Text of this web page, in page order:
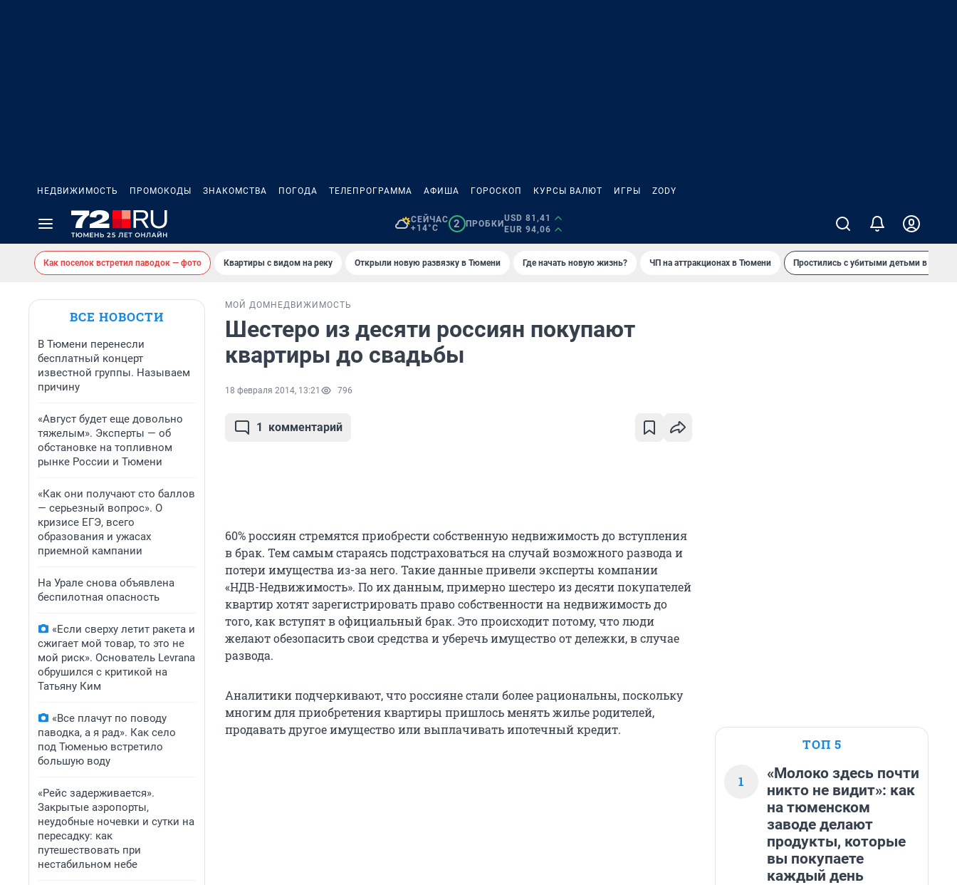
НЕДВИЖИМОСТЬ ПРОМОКОДЫ ЗНАКОМСТВА ПОГОДА ТЕЛЕПРОГРАММА АФИША ГОРОСКОП КУРСЫ ВАЛЮТ ИГРЫ ZODY
СЕЙЧАС
+14°C
2 ПРОБКИ
USD 81,41
EUR 94,06
Как поселок встретил паводок — фото Квартиры с видом на реку Открыли новую развязку в Тюмени Где начать новую жизнь? ЧП на аттракционах в Тюмени Простились с убитыми детьми в
ВСЕ НОВОСТИ
В Тюмени перенесли
бесплатный концерт
известной группы. Называем
причину
«Август будет еще довольно
тяжелым». Эксперты — об
обстановке на топливном
рынке России и Тюмени
«Как они получают сто баллов
— серьезный вопрос». О
кризисе ЕГЭ, всего
образования и ужасах
приемной кампании
На Урале снова объявлена
беспилотная опасность
«Если сверху летит ракета и
сжигает мой товар, то это не
мой риск». Основатель Levrana
обрушился с критикой на
Татьяну Ким
«Все плачут по поводу
паводка, а я рад». Как село
под Тюменью встретило
большую воду
«Рейс задерживается».
Закрытые аэропорты,
неудобные ночевки и сутки на
пересадку: как
путешествовать при
нестабильном небе
МОЙ ДОМ НЕДВИЖИМОСТЬ
Шестеро из десяти россиян покупают
квартиры до свадьбы
18 февраля 2014, 13:21 796
1 комментарий
60% россиян стремятся приобрести собственную недвижимость до вступления
в брак. Тем самым стараясь подстраховаться на случай возможного развода и
потери имущества из-за него. Такие данные привели эксперты компании
«НДВ-Недвижимость». По их данным, примерно шестеро из десяти покупателей
квартир хотят зарегистрировать право собственности на недвижимость до
того, как вступят в официальный брак. Это происходит потому, что люди
желают обезопасить свои средства и уберечь имущество от дележки, в случае
развода.
Аналитики подчеркивают, что россияне стали более рациональны, поскольку
многим для приобретения квартиры пришлось менять жилье родителей,
продавать другое имущество или выплачивать ипотечный кредит.
ТОП 5
1
«Молоко здесь почти
никто не видит»: как
на тюменском
заводе делают
продукты, которые
вы покупаете
каждый день